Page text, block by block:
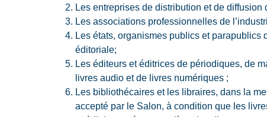
Les entreprises de distribution et de diffusion
Les associations professionnelles de
Les états, organismes publics et parapublics
éditoriale;
Les éditeurs et éditrices de périodiques, de
livres audio et de livres numériques ;
Les bibliothécaires et les libraires, dans la
accepté par le Salon, à condition que les